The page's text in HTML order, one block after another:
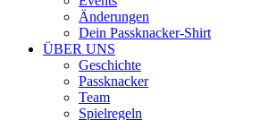
Änderungen
Dein Passknacker-Shirt
ÜBER UNS
Geschichte
Passknacker
Team
Spielregeln